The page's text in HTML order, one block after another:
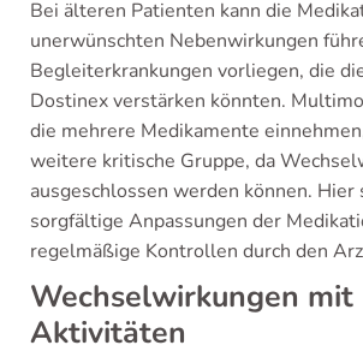
Bei älteren Patienten kann die
unerwünschten Nebenwirkungen
Begleiterkrankungen vorliegen, die
Dostinex verstärken könnten.
die mehrere Medikamente
weitere kritische Gruppe, da
ausgeschlossen werden können.
sorgfältige Anpassungen der
regelmäßige Kontrollen durch den
Wechselwirkungen mit
Aktivitäten